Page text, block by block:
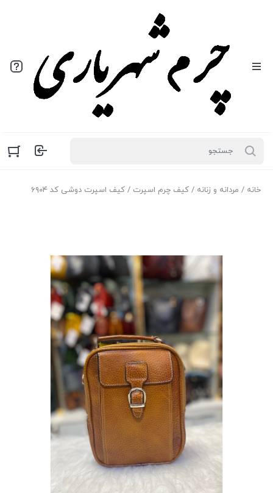
خانه / مردانه و زنانه / کیف چرم اسپرت / کیف اسپرت دوشی کد ۶۹۰۴